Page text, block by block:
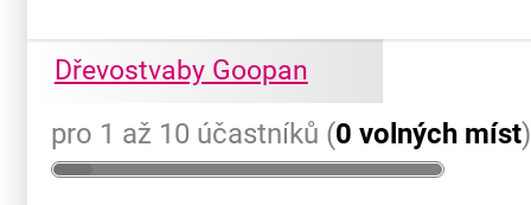
Dřevostvaby Goopan
pro 1 až 10 účastníků (0 volných míst)